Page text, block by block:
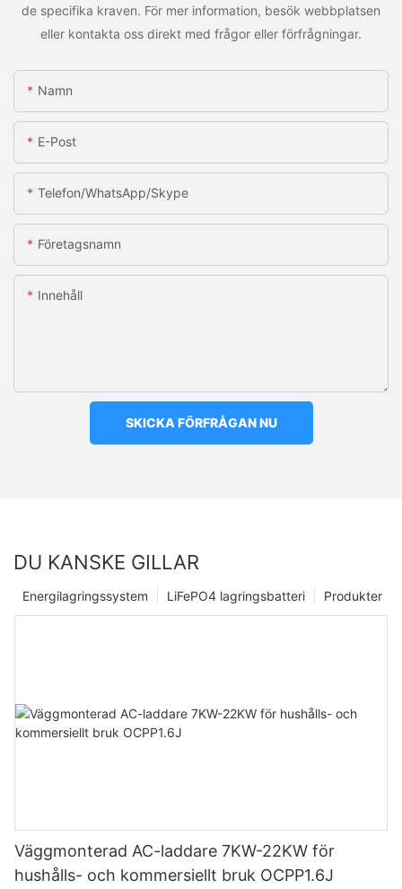
de specifika kraven. För mer information, besök webbplatsen
eller kontakta oss direkt med frågor eller förfrågningar.
Namn
E-Post
Telefon/WhatsApp/Skype
Företagsnamn
Innehåll
SKICKA FÖRFRÅGAN NU
DU KANSKE GILLAR
Produkter
LiFePO4 lagringsbatteri
Energilagringssystem
Väggmonterad AC-laddare 7KW-22KW för
hushålls- och kommersiellt bruk OCPP1.6J